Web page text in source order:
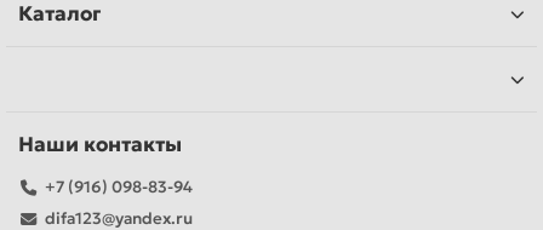
Каталог
Наши контакты
+7 (916) 098-83-94
difa123@yandex.ru